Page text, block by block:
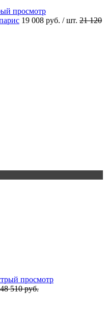
просмотр
19 008 руб. / шт. 21 120
просмотр
48 510 руб.